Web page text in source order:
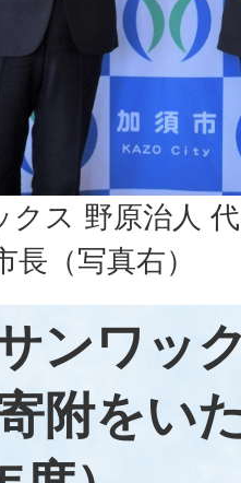
クス 野原治人
（写真右）
ンワッ
附をい